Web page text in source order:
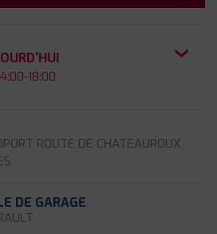
18:00
ROUTE DE CHATEAUROUX
DE GARAGE